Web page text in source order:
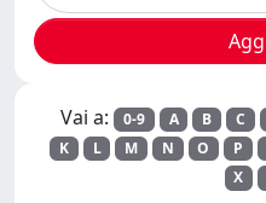
Vai a: 0-9 A B C
K
L M N O P
X